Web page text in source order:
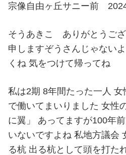
宗像自由ヶ丘サニー前
そうあきこ ありがとうござ
申しますぞうさんじゃない
くね 気をつけて帰ってね
私は2期 8年間たった一人
で働いてまいりました 女性
に翼」 あってますが100年
いないですよね 私地方議会
る杭 出る杭として頭を打た